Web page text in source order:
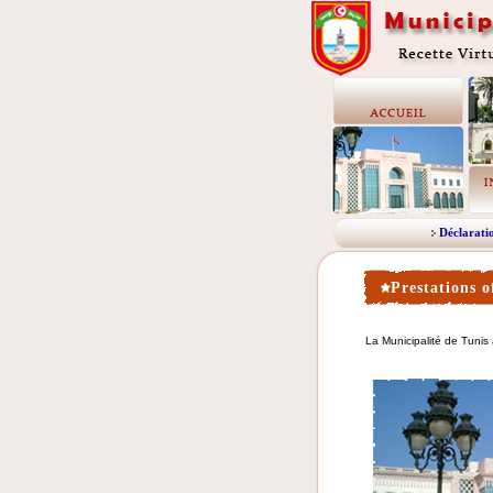
Prestations
La Municipalité de